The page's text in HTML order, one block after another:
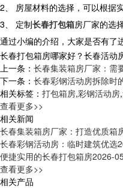
2、 房屋材料的选择，可以根据
3、 定制长春打包箱房厂家的选
通过小编的介绍，大家是否有了
长春打包箱房哪家好？长春活动
上一条： 长春集装箱房厂家：需
下一条： 长春彩钢活动房拆除时
相关标签： 打包箱房,彩钢活动房,
查看更多>>
相关新闻
长春集装箱房厂家：打造优质箱
长春彩钢活动房：临时建筑优选
便捷实用的长春打包箱房2026-
查看更多>>
相关产品